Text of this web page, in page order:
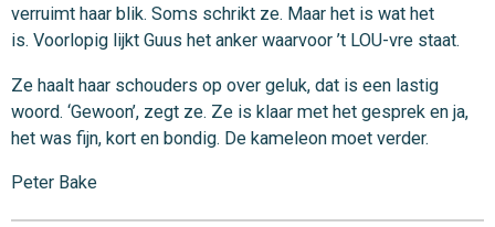
verruimt haar blik. Soms schrikt ze. Maar het is wat het
is. Voorlopig lijkt Guus het anker waarvoor ’t LOU-vre staat.
Ze haalt haar schouders op over geluk, dat is een lastig
woord. ‘Gewoon’, zegt ze. Ze is klaar met het gesprek en ja,
het was fijn, kort en bondig. De kameleon moet verder.
Peter Bake